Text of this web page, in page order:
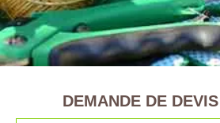
DEMANDE DE